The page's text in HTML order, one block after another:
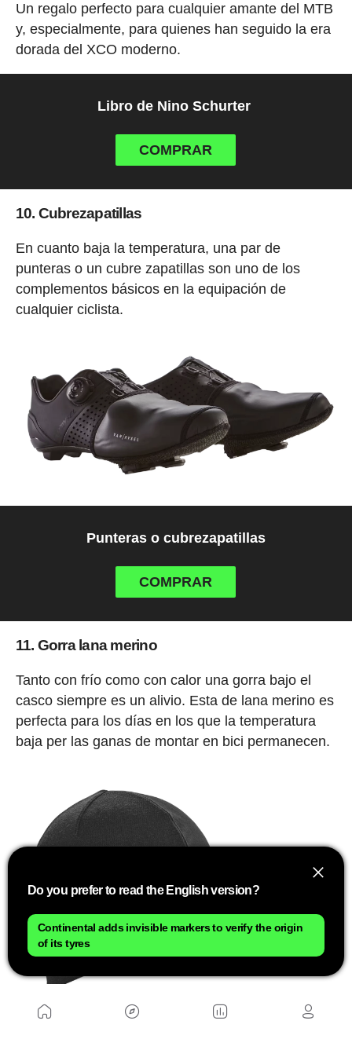
Un regalo perfecto para cualquier amante del MTB
y, especialmente, para quienes han seguido la era
dorada del XCO moderno.
Libro de Nino Schurter
COMPRAR
10. Cubrezapatillas
En cuanto baja la temperatura, una par de
punteras o un cubre zapatillas son uno de los
complementos básicos en la equipación de
cualquier ciclista.
Punteras o cubrezapatillas
COMPRAR
11. Gorra lana merino
Tanto con frío como con calor una gorra bajo el
casco siempre es un alivio. Esta de lana merino es
perfecta para los días en los que la temperatura
baja per las ganas de montar en bici permanecen.
Do you prefer to read the English version?
Continental adds invisible markers to verify the origin
of its tyres